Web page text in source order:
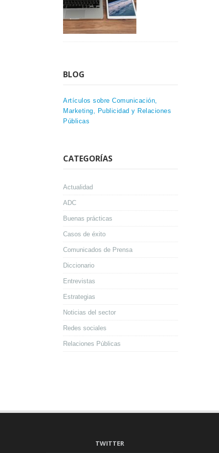
BLOG
Artículos sobre Comunicación,
Marketing, Publicidad y Relaciones
Públicas
CATEGORÍAS
Actualidad
ADC
Buenas prácticas
Casos de éxito
Comunicados de Prensa
Diccionario
Entrevistas
Estrategias
Noticias del sector
Redes sociales
Relaciones Públicas
TWITTER